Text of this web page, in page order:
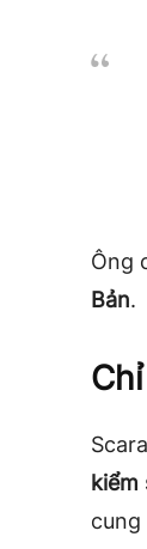
Ông
Bản.
kiểm
cung